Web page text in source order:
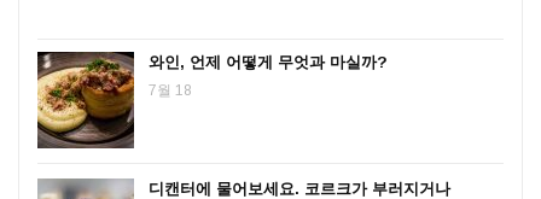
와인, 언제 어떻게 무엇과 마실까?
7월 18
디캔터에 물어보세요. 코르크가 부러지거나